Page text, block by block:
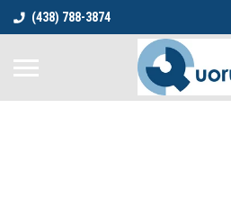
(438) 788-3874